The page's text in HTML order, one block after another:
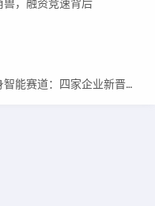
具身智能赛道：四家企业新晋独角兽，融资竞速背后